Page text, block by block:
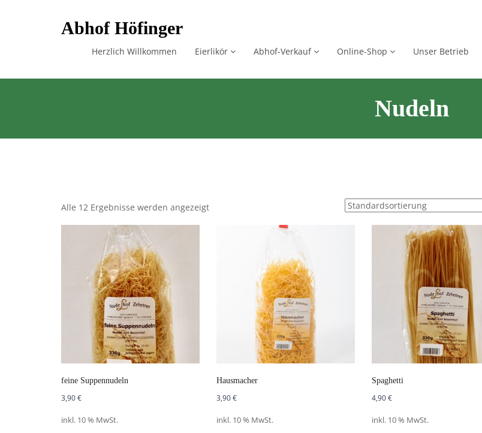
Abhof Höfinger
Herzlich Willkommen Eierlikör Abhof-Verkauf Online-Shop Unser Betrieb
Nudeln
Alle 12 Ergebnisse werden angezeigt
feine Suppennudeln
3,90€
inkl. 10 % MwSt.
Hausmacher
3,90€
inkl. 10 % MwSt.
Spaghetti
4,90€
inkl. 10 % MwSt.